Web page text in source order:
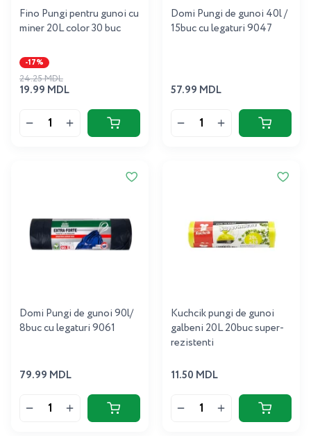
Fino Pungi pentru gunoi cu
miner 20L color 30 buc
-17%
19.99 MDL
24.25 MDL
Domi Pungi de gunoi 40l /
15buc cu legaturi 9047
57.99 MDL
Domi Pungi de gunoi 90l/
8buc cu legaturi 9061
79.99 MDL
Kuchcik pungi de gunoi
galbeni 20L 20buc super-
rezistenti
11.50 MDL